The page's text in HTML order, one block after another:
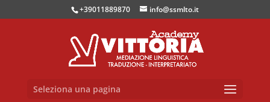
+39011889870 info@ssmlto.it
Seleziona una pagina